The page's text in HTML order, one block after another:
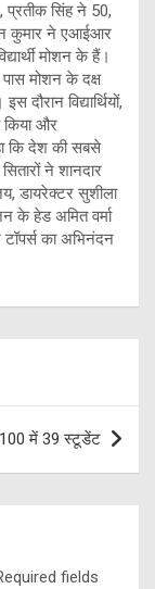
सिंह ने 50,
कुमार ने एआईआर
मोशन के हैं।
पास मोशन के दक्ष
विद्यार्थियों,
और
कि देश की सबसे
ने शानदार
डायरेक्टर सुशीला
के हेड अमित वर्मा
का अभिनंदन
में 39 स्टूडेंट
fields